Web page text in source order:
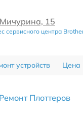
15
сервисного центра
устройств Цена
Ремонт Плоттеров